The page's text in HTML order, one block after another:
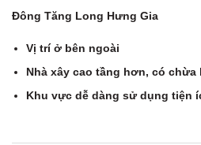
Đông Tăng Long Hưng Gia
Vị trí ở bên ngoài
Nhà xây cao tầng hơn, có chừa
Khu vực dễ dàng sử dụng tiện